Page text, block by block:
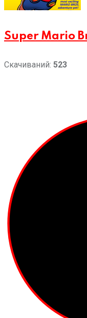
Super Mario
Скачиваний: 523